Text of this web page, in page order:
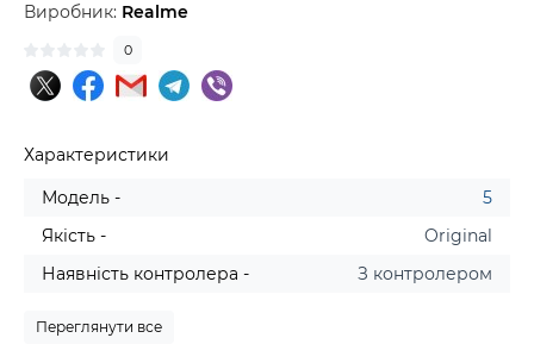
Виробник: Realme
0
Характеристики
Модель -
5
Якість -
Original
Наявність контролера -
З контролером
Переглянути все